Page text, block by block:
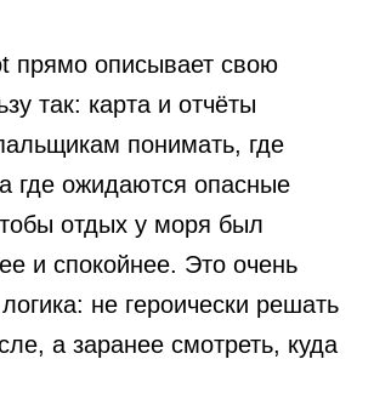
прямо описывает свою
так: карта и отчёты
понимать, где
где ожидаются опасные
отдых у моря был
и спокойнее. Это очень
не героически решать
а заранее смотреть, куда